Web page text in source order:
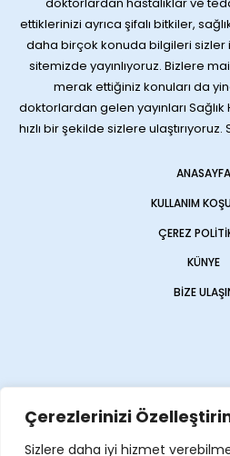
Çerezlerinizi
Sizlere daha iyi hizmet
ettiklerinizi ayrıca şifalı bitkiler,
daha birçok konuda bilgileri sizler
sitemizde yayınlıyoruz. Bizlere
merak ettiğiniz konuları da
doktorlardan gelen yayınları
hızlı bir şekilde sizlere
ANASAYFA
KULLANIM
ÇEREZ
KÜNYE
BIZE
Web sitemiz Haber Sitesi olarak